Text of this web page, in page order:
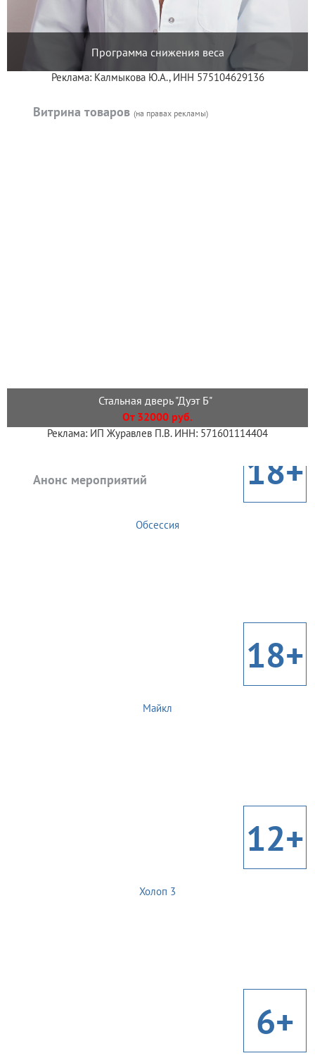
Программа снижения веса
Реклама: Калмыкова Ю.А., ИНН 575104629136
Витрина товаров (на правах рекламы)
Стальная дверь "Дуэт Б"
От 32000 руб.
Реклама: ИП Журавлев П.В. ИНН: 571601114404
Анонс мероприятий 18+
Обсессия
18+
Майкл
12+
Холоп 3
6+